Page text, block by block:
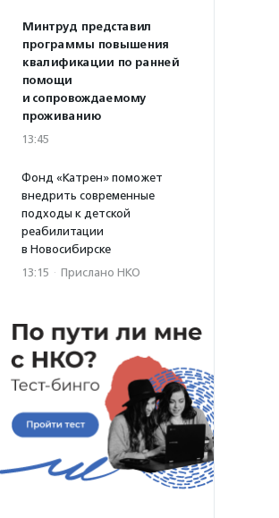
Минтруд представил
программы повышения
квалификации по ранней
помощи
и сопровождаемому
проживанию
13:45
Фонд «Катрен» поможет
внедрить современные
подходы к детской
реабилитации
в Новосибирске
13:15 · Прислано НКО